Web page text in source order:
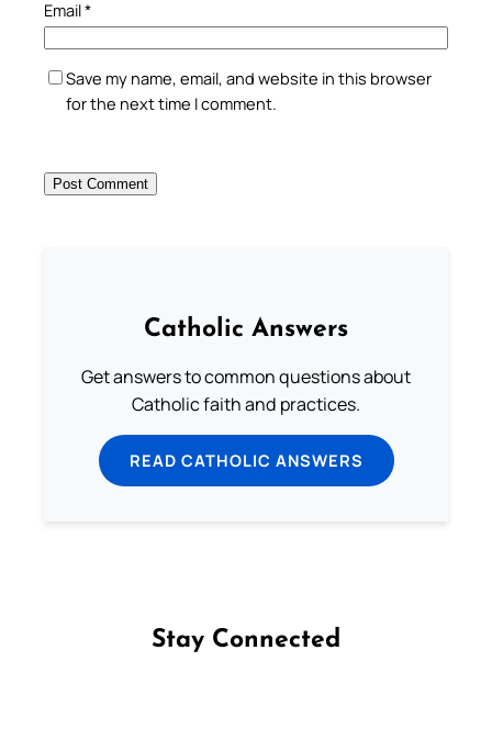
Email*
Save my name, email, and website in this browser
for the next time I comment.
Catholic Answers
Get answers to common questions about
Catholic faith and practices.
READ CATHOLIC ANSWERS
Stay Connected